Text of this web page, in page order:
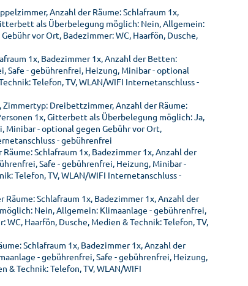
Anzahl der Räume: Schlafraum 1x,
als Überbelegung möglich: Nein, Allgemein:
vor Ort, Badezimmer: WC, Haarfön, Dusche,
1x, Badezimmer 1x, Anzahl der Betten:
Safe - gebührenfrei, Heizung, Minibar - optional
Telefon, TV, WLAN/WIFI Internetanschluss -
Dreibettzimmer, Anzahl der Räume:
1x, Gitterbett als Überbelegung möglich: Ja,
Minibar - optional gegen Gebühr vor Ort,
- gebührenfrei
Schlafraum 1x, Badezimmer 1x, Anzahl der
Safe - gebührenfrei, Heizung, Minibar -
Telefon, TV, WLAN/WIFI Internetanschluss -
Schlafraum 1x, Badezimmer 1x, Anzahl der
Nein, Allgemein: Klimaanlage - gebührenfrei,
Haarfön, Dusche, Medien & Technik: Telefon, TV,
Schlafraum 1x, Badezimmer 1x, Anzahl der
- gebührenfrei, Safe - gebührenfrei, Heizung,
& Technik: Telefon, TV, WLAN/WIFI